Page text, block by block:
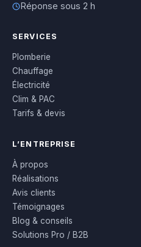
Réponse sous 2 h
SERVICES
Plomberie
Chauffage
Électricité
Clim & PAC
Tarifs & devis
L’ENTREPRISE
À propos
Réalisations
Avis clients
Témoignages
Blog & conseils
Solutions Pro / B2B